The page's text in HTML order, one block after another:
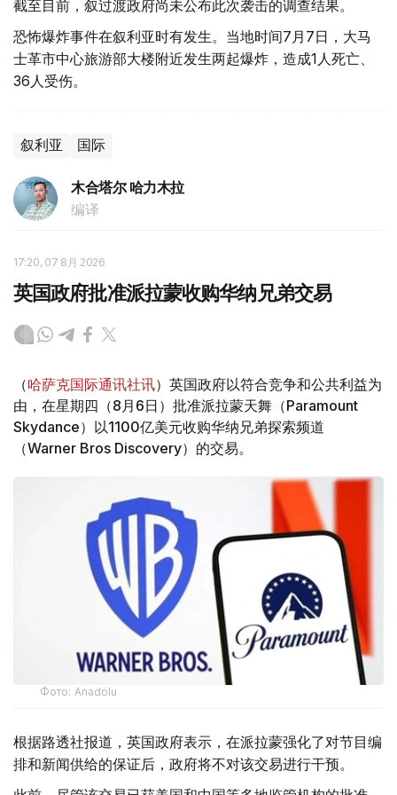
截至目前，叙过渡政府尚未公布此次袭击的调查结果。
恐怖爆炸事件在叙利亚时有发生。当地时间7月7日，大马
士革市中心旅游部大楼附近发生两起爆炸，造成1人死亡、
36人受伤。
叙利亚 国际
木合塔尔 哈力木拉
编译
17:20, 07 8月 2026
英国政府批准派拉蒙收购华纳兄弟交易
（哈萨克国际通讯社讯）英国政府以符合竞争和公共利益为
由，在星期四（8月6日）批准派拉蒙天舞（Paramount
Skydance）以1100亿美元收购华纳兄弟探索频道
（Warner Bros Discovery）的交易。
Фото: Аnadolu
根据路透社报道，英国政府表示，在派拉蒙强化了对节目编
排和新闻供给的保证后，政府将不对该交易进行干预。